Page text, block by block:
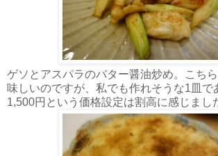
ゲソとアスパラのバター醤油炒め。こち
味しいのですが、私でも作れそうな1皿で
1,500円という価格設定は割高に感じまし